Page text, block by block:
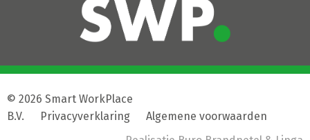
© 2026 Smart WorkPlace
B.V.
Privacyverklaring
Algemene voorwaarden